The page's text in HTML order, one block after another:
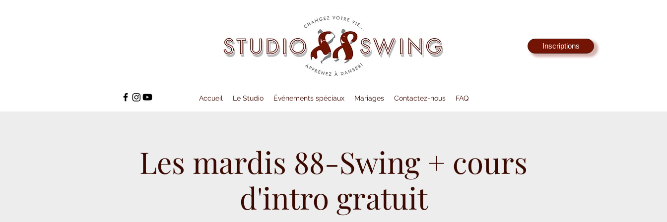
Inscriptions
Accueil Le Studio Événements spéciaux Mariages Contactez-nous FAQ
Les mardis 88-Swing + cours
d'intro gratuit